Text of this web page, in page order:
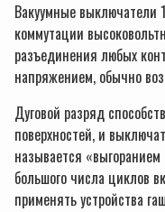
Вакуумные выключатели
коммутации
разъединения любых
напряжением, обычно
Дуговой разряд
поверхностей, и
называется
большого числа циклов
применять устройства